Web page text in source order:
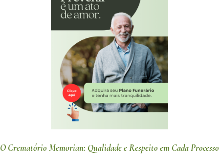
O Crematório Memorian: Qualidade e Respeito em Cada Processo